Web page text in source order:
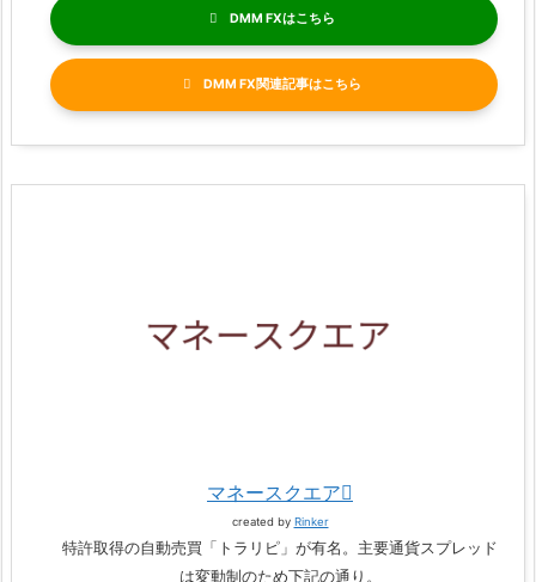
DMM FX
DMM FX関連記事
マネースクエア
created by Rinker
特許取得の自動売買「トラリピ」が有名。主要通貨スプレッド
は変動制のため下記の通り。